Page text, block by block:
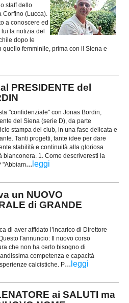
staff dello
Corfino (Lucca).
a conoscere ed
la notizia del
dopo le
femminile, prima con il Siena e
PRESIDENTE del
"confidenziale" con Jonas Bordin,
del Siena (serie D), da parte
stampa del club, in una fase delicata e
Tanti progetti, tante idee per dare
stabilità e continuità alla gloriosa
bianconera. 1. Come descriveresti la
"Abbiam... leggi
un NUOVO
di GRANDE
di aver affidato l’incarico di Direttore
l'annuncio: Il nuovo corso
che non ha certo bisogno di
competenza e capacità
calcistiche. P... leggi
ai SALUTI ma